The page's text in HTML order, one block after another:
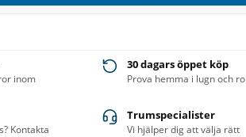
inom
30 dagars öppet köp
Prova hemma i lugn och ro
Kontakta
Trumspecialister
Vi hjälper dig att välja rätt